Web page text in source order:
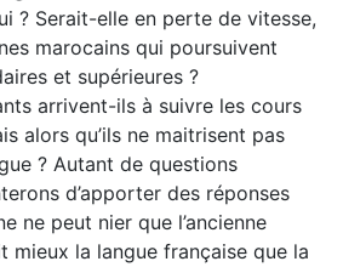
? Serait-elle en perte de vitesse,
marocains qui poursuivent
et supérieures ?
arrivent-ils à suivre les cours
alors qu’ils ne maitrisent pas
? Autant de questions
d’apporter des réponses
ne peut nier que l’ancienne
mieux la langue française que la